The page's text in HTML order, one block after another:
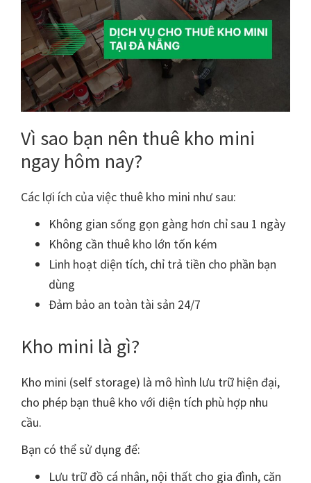
Vì sao bạn nên thuê kho mini
ngay hôm nay?
Các lợi ích của việc thuê kho mini như sau:
Không gian sống gọn gàng hơn chỉ sau 1 ngày
Không cần thuê kho lớn tốn kém
Linh hoạt diện tích, chỉ trả tiền cho phần bạn
dùng
Đảm bảo an toàn tài sản 24/7
Kho mini là gì?
Kho mini (self storage) là mô hình lưu trữ hiện đại,
cho phép bạn thuê kho với diện tích phù hợp nhu
cầu.
Bạn có thể sử dụng để:
Lưu trữ đồ cá nhân, nội thất cho gia đình, căn